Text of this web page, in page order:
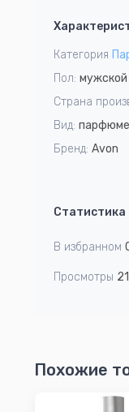
1Категория
Пол: мужской
Страна
Вид:
Бренд: Avon
Статистика
В избранном
Просмотры
Похожие